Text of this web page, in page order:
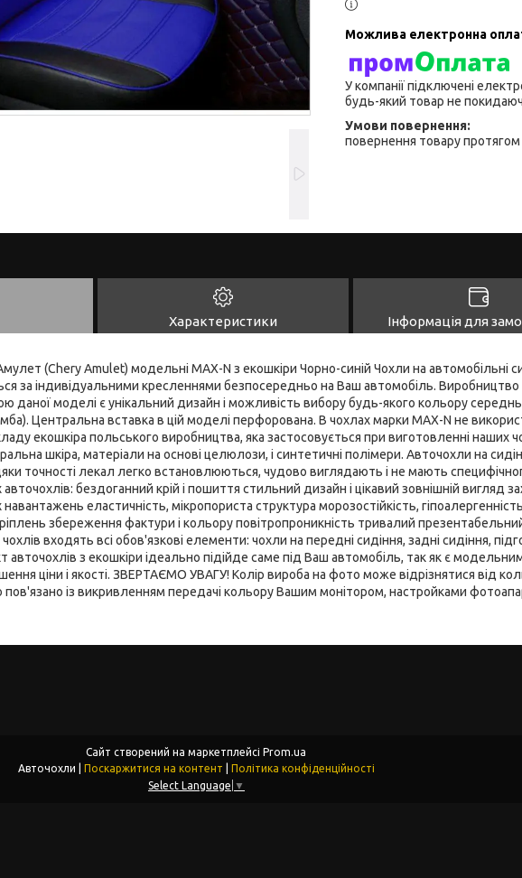
У компанії підключені
будь-який товар не
повернення товару протягом
Характеристики Інформація для
(Chery Amulet) модельні MAX-N з екошкіри Чорно-синій Чохли на автомобільні
за індивідуальними кресленнями безпосередньо на Ваш автомобіль.
даної моделі є унікальний дизайн і можливість вибору будь-якого кольору
Центральна вставка в цій моделі перфорована. В чохлах марки MAX-N не
екошкіра польського виробництва, яка застосовується при виготовленні наших
шкіра, матеріали на основі целюлози, і синтетичні полімери. Авточохли на
точності лекал легко встановлюються, чудово виглядають і не мають
бездоганний крій і пошиття стильний дизайн і цікавий зовнішній вигляд
еластичність, мікропориста структура морозостійкість,
збереження фактури і кольору повітропроникність тривалий
входять всі обов'язкові елементи: чохли на передні сидіння, задні сидіння,
авточохлів з екошкіри ідеально підійде саме під Ваш автомобіль, так як є
ціни і якості. ЗВЕРТАЄМО УВАГУ! Колір вироба на фото може відрізнятися від
із викривленням передачі кольору Вашим монітором, настройками
Сайт створений на маркетплейсі Prom.ua
Поскаржитися на контент
Політика конфіденційності
Select Language ▼